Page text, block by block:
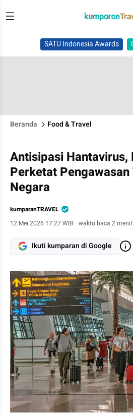
SATU Indonesia Awards
Beranda Food & Travel
Antisipasi Hantavirus,
Perketat
Negara
kumparanTRAVEL
12 Mei 2026 17:27 WIB · waktu baca 2 menit
Ikuti kumparan di Google